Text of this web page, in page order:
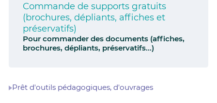
Commande de supports gratuits
(brochures, dépliants, affiches et
préservatifs)
Pour commander des documents (affiches,
brochures, dépliants, préservatifs...)
Prêt d'outils pédagogiques, d'ouvrages